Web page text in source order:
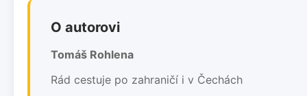
O autorovi
Tomáš Rohlena
Rád cestuje po zahraničí i v Čechách